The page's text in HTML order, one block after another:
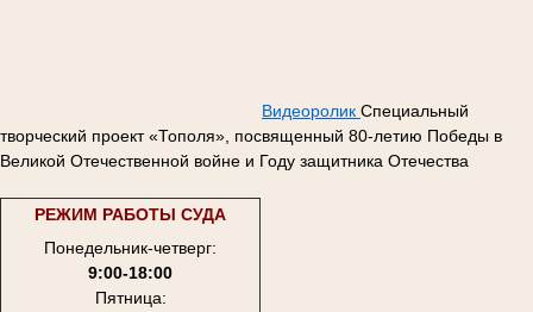
Видеоролик Специальный
творческий проект «Тополя», посвященный 80-летию Победы в
Великой Отечественной войне и Году защитника Отечества
РЕЖИМ РАБОТЫ СУДА
Понедельник-четверг:
9:00-18:00
Пятница: